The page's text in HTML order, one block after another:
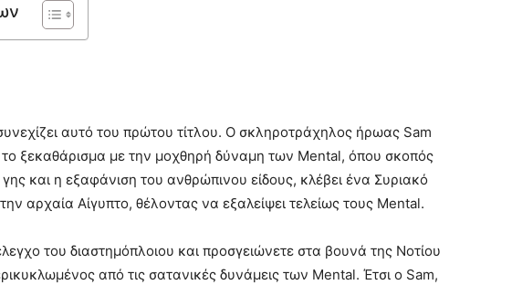
αυτό του πρώτου τίτλου. Ο σκληροτράχηλος ήρωας Sam
ξεκαθάρισμα με την μοχθηρή δύναμη των Mental, όπου σκοπός
και η εξαφάνιση του ανθρώπινου είδους, κλέβει ένα Συριακό
αρχαία Αίγυπτο, θέλοντας να εξαλείψει τελείως τους Mental.
του διαστημόπλοιου και προσγειώνετε στα βουνά της Νοτίου
από τις σατανικές δυνάμεις των Mental. Έτσι ο Sam,